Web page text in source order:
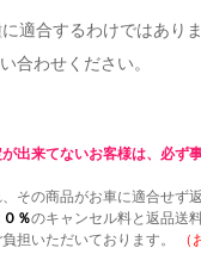
適合するわけではあり
合わせください。
出来てないお客様は、必ず
その商品がお車に適合せず
％のキャンセル料と返品送
担いただいております。